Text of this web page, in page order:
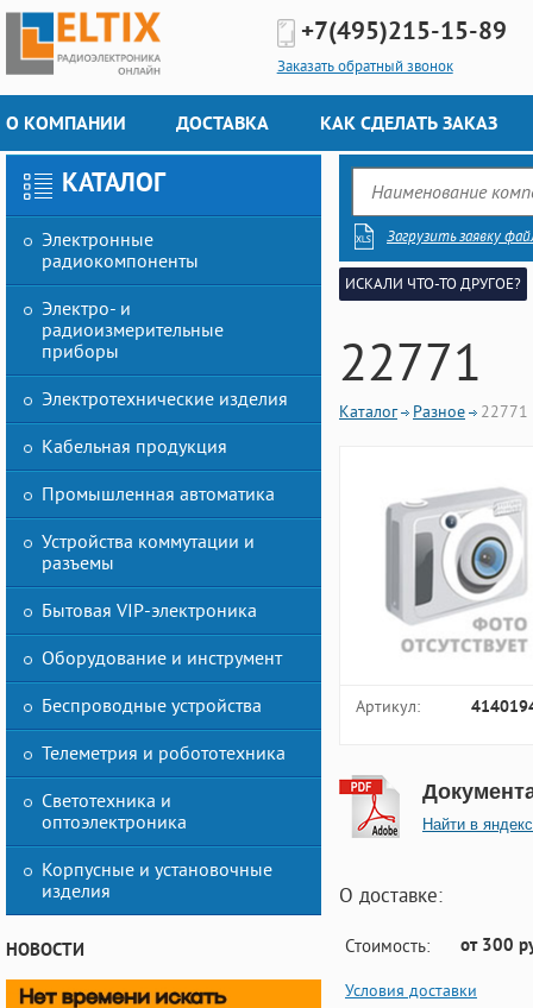
+7(495)215-15-89
Заказать обратный звонок
О КОМПАНИИ ДОСТАВКА КАК СДЕЛАТЬ ЗАКАЗ
КАТАЛОГ
Электронные
радиокомпоненты
Электро- и
радиоизмерительные
приборы
Электротехнические изделия
Кабельная продукция
Промышленная автоматика
Устройства коммутации и
разъемы
Бытовая VIP-электроника
Оборудование и инструмент
Беспроводные устройства
Телеметрия и робототехника
Светотехника и
оптоэлектроника
Корпусные и установочные
изделия
НОВОСТИ
Загрузить заявку
ИСКАЛИ ЧТО-ТО ДРУГОЕ?
22771
Каталог Разное 22771
Артикул:
Найти в яндекс
О доставке:
Стоимость: от 300
Условия доставки